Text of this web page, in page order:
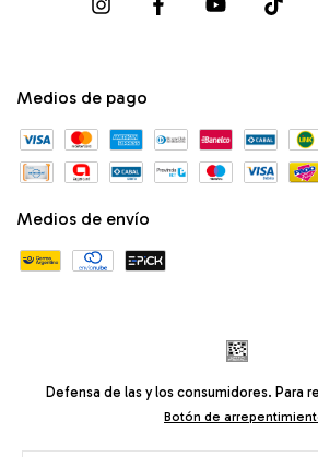
Medios de pago
Medios de envío
Defensa de las y los consumidores. Para
Botón de